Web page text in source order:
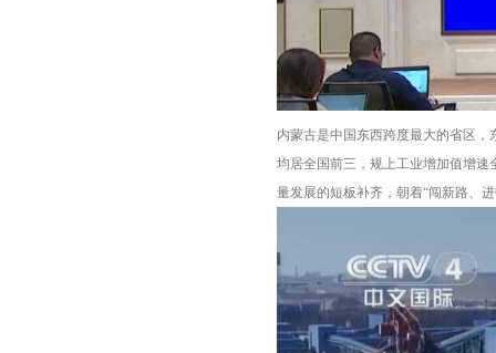
内蒙古是中国东西跨度最大的省区
均居全国前三，规上工业增加值增速
量发展的短板补齐，朝着“闯新路、